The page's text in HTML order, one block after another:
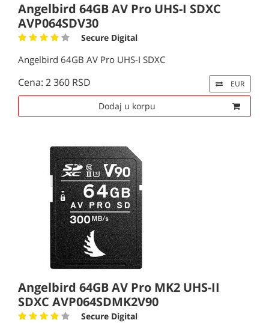
Angelbird 64GB AV Pro UHS-I SDXC
AVP064SDV30
Secure Digital
Angelbird 64GB AV Pro UHS-I SDXC
Cena: 2 360 RSD EUR
Dodaj u korpu
Angelbird 64GB AV Pro MK2 UHS-II
SDXC AVP064SDMK2V90
Secure Digital